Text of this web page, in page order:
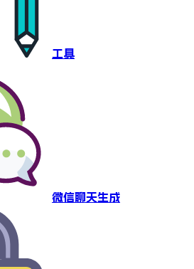
工具
微信聊天生成